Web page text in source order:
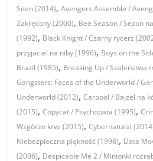
Seen (2014),Avengers Assemble /
Zakręcony (2000), Bee Season / Sezon
(1992), Black Knight / Czarny rycerz
przyjaciel na niby (1996), Boys on the
Brazil (1985), Breaking Up / Szaleństwa
Gangsters: Faces of the Underworld /
Underworld (2012),Carpool / Bajzel na
(2015),Copycat / Psychopata (1995),
Wzgórze krwi (2015),Cybernatural
Niebezpieczna piękność (1998), Date
(2006), Despicable Me 2 / Minionki